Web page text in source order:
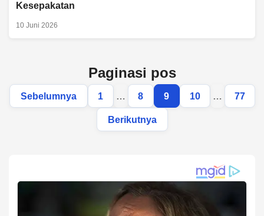
Kesepakatan
10 Juni 2026
Paginasi pos
Sebelumnya 1 … 8 9 10 … 77
Berikutnya